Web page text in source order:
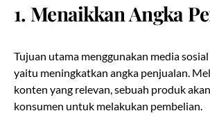
1. Menaikkan Angka
Tujuan utama menggunakan media
yaitu meningkatkan angka penjualan.
konten yang relevan, sebuah produk
konsumen untuk melakukan pembelian.